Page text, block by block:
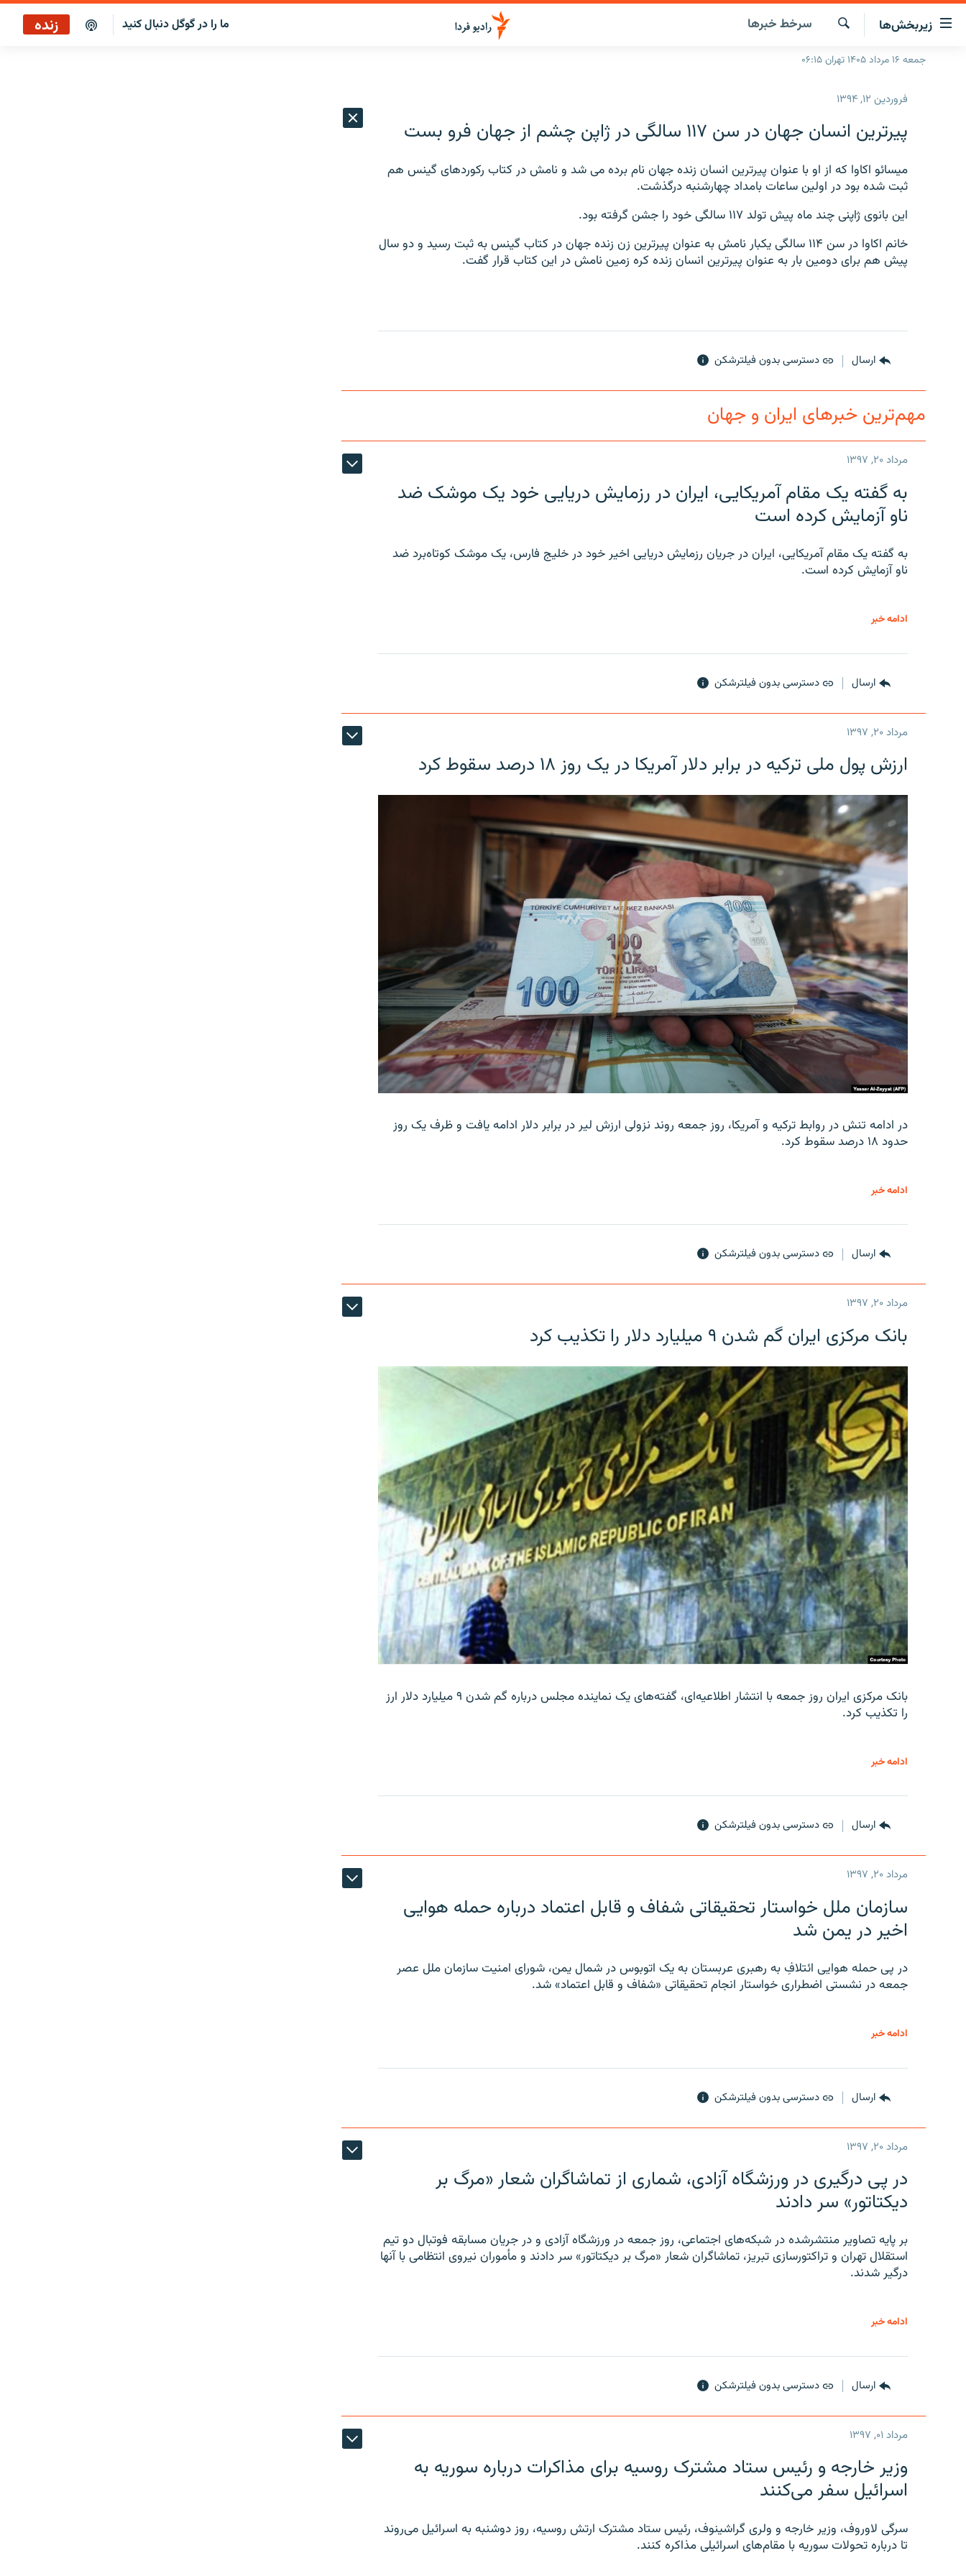
لینک‌های
قابلیت
دسترسی
زیربخش‌ها
صفحه اصلی
انتخاب کنید و بشنوید
برنامه‌های رادیویی
فرکانس‌ها
چندرسانه‌ای
گزارش‌های تصویری
گزارش‌های ویدئویی
جستجو
سرخط‌ خبرها ما را در گوگل دنبال کنید زنده
جمعه ۱۶ مرداد ۱۴۰۵ تهران ۰۶:۱۵
فروردین ۱۲, ۱۳۹۴
پیرترین انسان جهان در سن ۱۱۷ سالگی در ژاپن چشم از جهان فرو بست
ميسائو اکاوا که از او با عنوان پيرترين انسان زنده جهان نام برده می شد و نامش در کتاب رکوردهای گينس هم
ثبت شده بود در اولين ساعات بامداد چهارشنبه درگذشت.
اين بانوی ژاپنی چند ماه پيش تولد ۱۱۷ سالگی خود را جشن گرفته بود.
خانم اکاوا در سن ۱۱۴ سالگی يکبار نامش به عنوان پيرترين زن زنده جهان در کتاب گينس به ثبت رسيد و دو سال
پيش هم برای دومين بار به عنوان پيرترين انسان زنده کره زمين نامش در اين کتاب قرار گفت.
ارسال دسترسی بدون فیلترشکن
مهم‌ترین خبرهای ایران و جهان
مرداد ۲۰, ۱۳۹۷
به گفته یک مقام آمریکایی، ایران در رزمایش دریایی خود یک موشک ضد
ناو آزمایش کرده است
به گفته یک مقام آمریکایی، ایران در جریان رزمایش دریایی اخیر خود در خلیج فارس، یک موشک کوتاه‌برد ضد
ناو آزمایش کرده است.
ادامه خبر
ارسال دسترسی بدون فیلترشکن
مرداد ۲۰, ۱۳۹۷
ارزش پول ملی ترکیه در برابر دلار آمریکا در یک روز ۱۸ درصد سقوط کرد
در ادامه تنش در روابط ترکیه و آمریکا، روز جمعه روند نزولی ارزش لیر در برابر دلار ادامه یافت و ظرف یک روز
حدود ۱۸ درصد سقوط کرد.
ادامه خبر
ارسال دسترسی بدون فیلترشکن
مرداد ۲۰, ۱۳۹۷
بانک مرکزی ایران گم شدن ۹ میلیارد دلار را تکذیب کرد
بانک مرکزی ایران روز جمعه با انتشار اطلاعیه‌ای، گفته‌های یک نماینده مجلس درباره گم شدن ۹ میلیارد دلار ارز
را تکذیب کرد.
ادامه خبر
ارسال دسترسی بدون فیلترشکن
مرداد ۲۰, ۱۳۹۷
سازمان ملل خواستار تحقیقاتی شفاف و قابل اعتماد درباره حمله هوایی
اخیر در یمن شد
در پی حمله هوایی ائتلافِ به رهبری عربستان به یک اتوبوس در شمال یمن، شورای امنیت سازمان ملل عصر
جمعه در نشستی اضطراری خواستار انجام تحقیقاتی «شفاف و قابل اعتماد» شد.
ادامه خبر
ارسال دسترسی بدون فیلترشکن
مرداد ۲۰, ۱۳۹۷
در پی درگیری در ورزشگاه آزادی، شماری از تماشاگران شعار «مرگ بر
دیکتاتور» سر دادند
بر پایه تصاویر منتشرشده در شبکه‌های اجتماعی، روز جمعه در ورزشگاه آزادی و در جریان مسابقه فوتبال دو تیم
استقلال تهران و تراکتورسازی تبریز، تماشاگران شعار «مرگ بر دیکتاتور» سر دادند و مأموران نیروی انتظامی با آنها
درگیر شدند.
ادامه خبر
ارسال دسترسی بدون فیلترشکن
مرداد ۰۱, ۱۳۹۷
وزیر خارجه و رئیس‌ ستاد مشترک روسیه برای مذاکرات درباره سوریه به
اسرائیل سفر می‌کنند
سرگی لاوروف، وزیر خارجه و ولری گراشینوف، رئیس ستاد مشترک ارتش روسیه، روز دوشنبه به اسرائیل می‌روند
تا درباره تحولات سوریه با مقام‌های اسرائیلی مذاکره کنند.